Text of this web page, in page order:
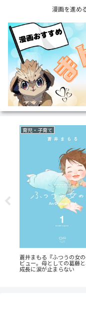
漫画を進め
育児・子育て
蒼井まもる『ふつうの女
ビュー。母としての葛藤
成長に涙が止まらない